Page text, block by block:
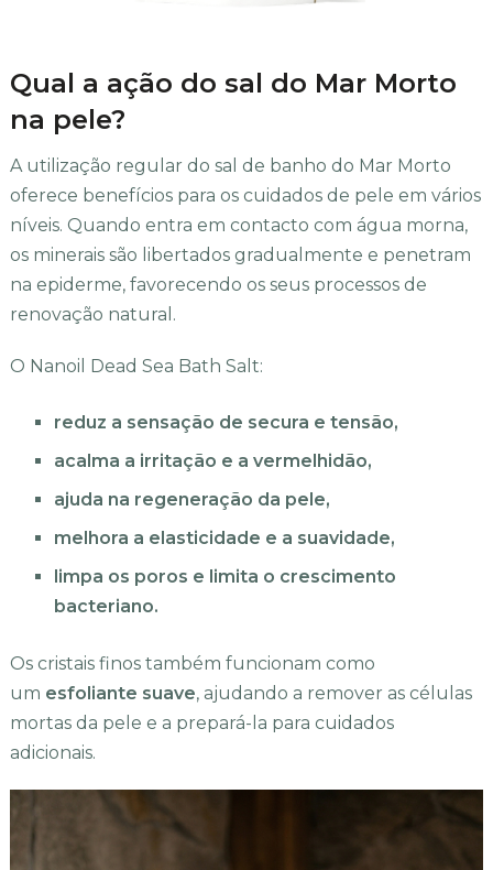
Qual a ação do sal do Mar Morto
na pele?
A utilização regular do sal de banho do Mar Morto
oferece benefícios para os cuidados de pele em vários
níveis. Quando entra em contacto com água morna,
os minerais são libertados gradualmente e penetram
na epiderme, favorecendo os seus processos de
renovação natural.
O Nanoil Dead Sea Bath Salt:
reduz a sensação de secura e tensão,
acalma a irritação e a vermelhidão,
ajuda na regeneração da pele,
melhora a elasticidade e a suavidade,
limpa os poros e limita o crescimento
bacteriano.
Os cristais finos também funcionam como
um esfoliante suave, ajudando a remover as células
mortas da pele e a prepará-la para cuidados
adicionais.